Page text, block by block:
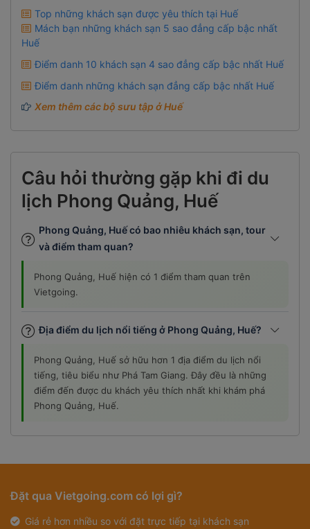
Top những khách sạn được yêu thích tại Huế
Mách bạn những khách sạn 5 sao đẳng cấp bậc nhất
Huế
Điểm danh 10 khách sạn 4 sao đẳng cấp bậc nhất Huế
Điểm danh những khách sạn đẳng cấp bậc nhất Huế
Xem thêm các bộ sưu tập ở Huế
Câu hỏi thường gặp khi đi du
lịch Phong Quảng, Huế
Phong Quảng, Huế có bao nhiêu khách sạn, tour
và điểm tham quan?
Phong Quảng, Huế hiện có 1 điểm tham quan trên
Vietgoing.
Địa điểm du lịch nổi tiếng ở Phong Quảng, Huế?
Phong Quảng, Huế sở hữu hơn 1 địa điểm du lịch nổi
tiếng, tiêu biểu như Phá Tam Giang. Đây đều là những
điểm đến được du khách yêu thích nhất khi khám phá
Phong Quảng, Huế.
Đặt qua Vietgoing.com có lợi gì?
Giá rẻ hơn nhiều so với đặt trực tiếp tại khách sạn